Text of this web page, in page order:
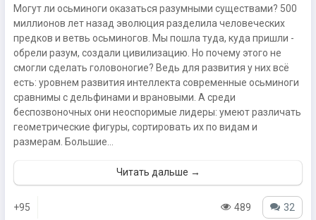
Могут ли осьминоги оказаться разумными существами? 500
миллионов лет назад эволюция разделила человеческих
предков и ветвь осьминогов. Мы пошла туда, куда пришли -
обрели разум, создали цивилизацию. Но почему этого не
смогли сделать головоногие? Ведь для развития у них всё
есть: уровнем развития интеллекта современные осьминоги
сравнимы с дельфинами и врановыми. А среди
беспозвоночных они неоспоримые лидеры: умеют различать
геометрические фигуры, сортировать их по видам и
размерам. Большие...
Читать дальше →
+95 489 32